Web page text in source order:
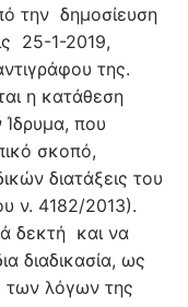
την δημοσίευση
25-1-2019,
της.
η κατάθεση
Ίδρυμα, που
σκοπό,
διατάξεις του
ν. 4182/2013).
δεκτή και να
διαδικασία, ως
των λόγων της